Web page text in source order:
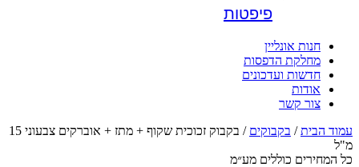
פיפטות
חנות אונליין
מחלקת הדפסות
חדשות ועדכונים
אודות
צור קשר
עמוד הבית/ בקבוקים
/ בקבוק זכוכית שקוף + מתז + אוברקים צבעוני 15
מ"ל
כל המחירים כוללים מע״מ